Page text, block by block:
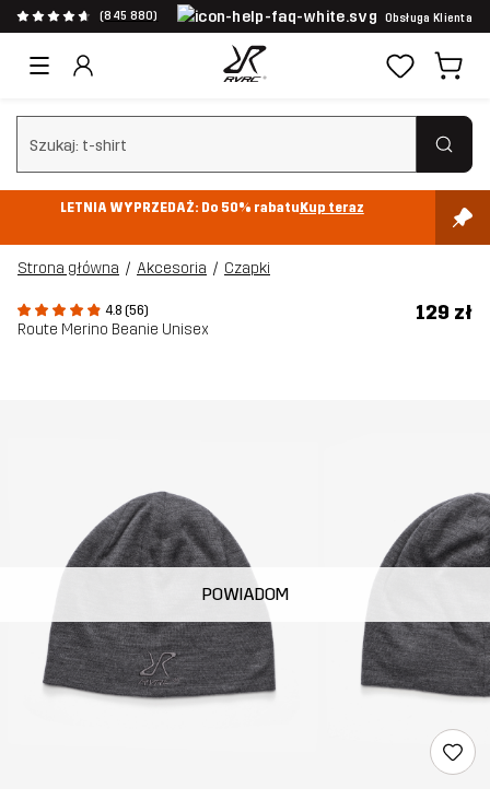
(845 880) Obsługa Klienta
Wyczyść wyszukiwanie
LETNIA WYPRZEDAŻ: Do 50% rabatuKup teraz
Strona główna Akcesoria Czapki
4.8 (56)
Route Merino Beanie Unisex
129 zł
POWIADOM